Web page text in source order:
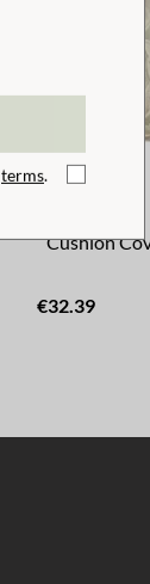
Cushion
€32.39
terms.